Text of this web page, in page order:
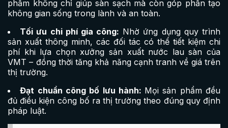
phẩm không chỉ giúp sàn sạch mà còn góp phần tạo
không gian sống trong lành và an toàn.
Tối ưu chi phí gia công: Nhờ ứng dụng quy trình
sản xuất thông minh, các đối tác có thể tiết kiệm chi
phí khi lựa chọn xưởng sản xuất nước lau sàn của
VMT – đồng thời tăng khả năng cạnh tranh về giá trên
thị trường.
Đạt chuẩn công bố lưu hành: Mọi sản phẩm đều
đủ điều kiện công bố ra thị trường theo đúng quy định
pháp luật.